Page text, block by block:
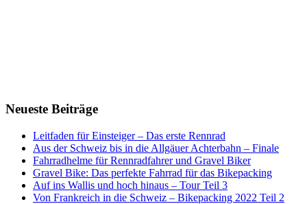
Neueste Beiträge
Leitfaden für Einsteiger – Das erste Rennrad
Aus der Schweiz bis in die Allgäuer Achterbahn – Finale
Fahrradhelme für Rennradfahrer und Gravel Biker
Gravel Bike: Das perfekte Fahrrad für das Bikepacking
Auf ins Wallis und hoch hinaus – Tour Teil 3
Von Frankreich in die Schweiz – Bikepacking 2022 Teil 2